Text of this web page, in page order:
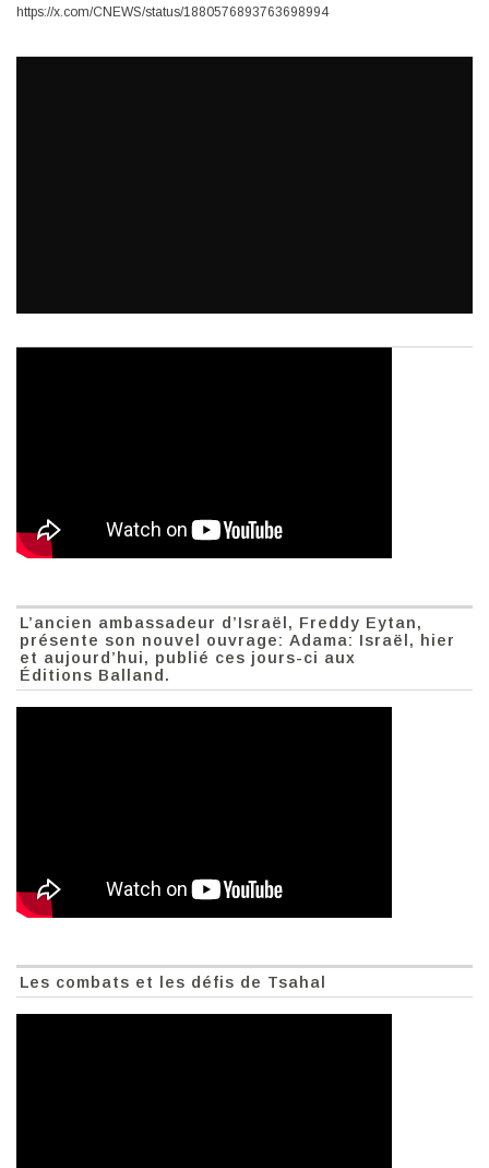
https://x.com/CNEWS/status/1880576893763698994
L’ancien ambassadeur d’Israël, Freddy Eytan,
présente son nouvel ouvrage: Adama: Israël, hier
et aujourd’hui, publié ces jours-ci aux
Éditions Balland.
Les combats et les défis de Tsahal